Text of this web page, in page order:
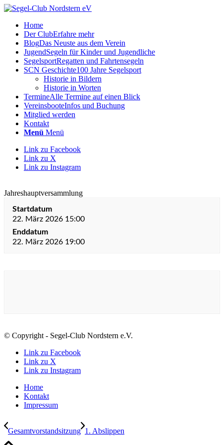
Home
Der ClubErfahre mehr
BlogDas Neuste aus dem Verein
JugendSegeln für Kinder und Jugendliche
SegelsportRegatten und Fahrtensegeln
SCN Geschichte100 Jahre Segelsport
Historie in Bildern
Historie in Worten
TermineAlle Termine auf einen Blick
VereinsbooteInfos und Buchung
Mitglied werden
Kontakt
Menü Menü
Link zu Facebook
Link zu X
Link zu Instagram
Jahreshauptversammlung
Startdatum
22. März 2026 15:00
Enddatum
22. März 2026 19:00
© Copyright - Segel-Club Nordstern e.V.
Link zu Facebook
Link zu X
Link zu Instagram
Home
Kontakt
Impressum
Gesamtvorstandsitzung 1. Abslippen